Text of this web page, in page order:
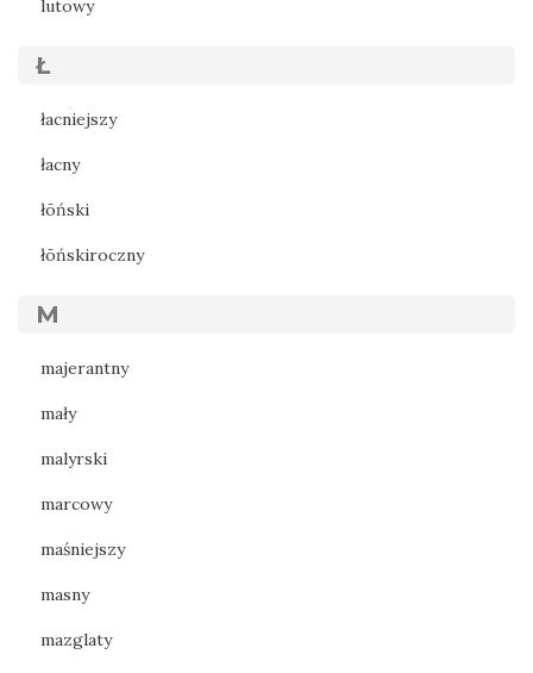
lutowy
Ł
łacniejszy
łacny
łōński
łōńskiroczny
M
majerantny
mały
malyrski
marcowy
maśniejszy
masny
mazglaty